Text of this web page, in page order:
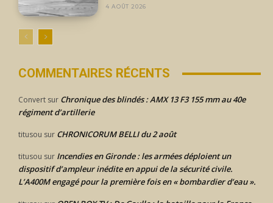
4 AOÛT 2026
COMMENTAIRES RÉCENTS
Convert sur Chronique des blindés : AMX 13 F3 155 mm au 40e
régiment d’artillerie
titusou sur CHRONICORUM BELLI du 2 août
titusou sur Incendies en Gironde : les armées déploient un
dispositif d’ampleur inédite en appui de la sécurité civile.
L’A400M engagé pour la première fois en « bombardier d’eau ».